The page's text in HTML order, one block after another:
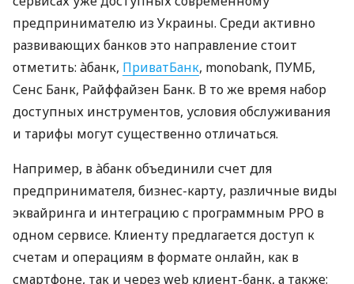
предпринимателю из Украины. Среди активно
развивающих банков это направление стоит
отметить: àбанк, ПриватБанк, monobank, ПУМБ,
Сенс Банк, Райффайзен Банк. В то же время набор
доступных инструментов, условия обслуживания
и тарифы могут существенно отличаться.
Например, в àбанк объединили счет для
предпринимателя, бизнес-карту, различные виды
эквайринга и интеграцию с программным РРО в
одном сервисе. Клиенту предлагается доступ к
счетам и операциям в формате онлайн, как в
смартфоне, так и через web клиент-банк, а также: